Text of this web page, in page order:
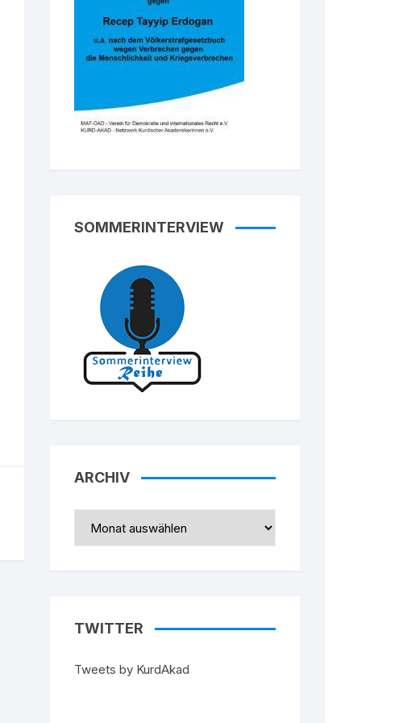
SOMMERINTERVIEW
ARCHIV
TWITTER
Tweets by KurdAkad